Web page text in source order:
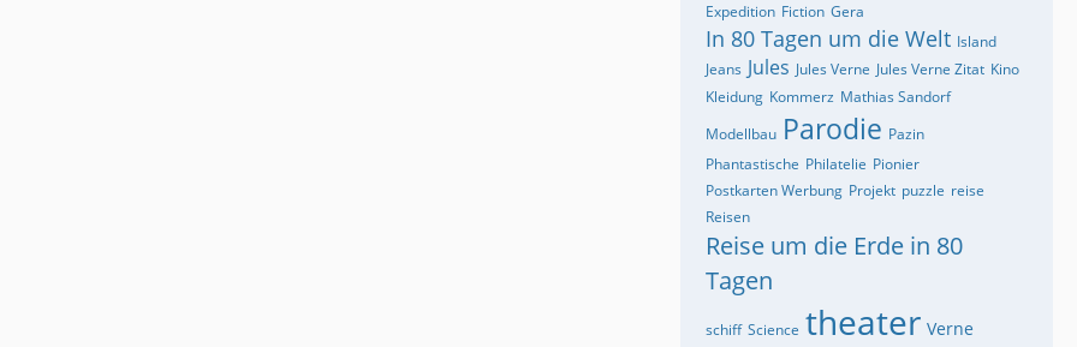
Expedition Fiction Gera
In 80 Tagen um die Welt Island
Jeans Jules Jules Verne Jules Verne Zitat Kino
Kleidung Kommerz Mathias Sandorf
Modellbau Parodie Pazin
Phantastische Philatelie Pionier
Postkarten Werbung Projekt puzzle reise
Reisen
Reise um die Erde in 80
Tagen
schiff Science theater Verne